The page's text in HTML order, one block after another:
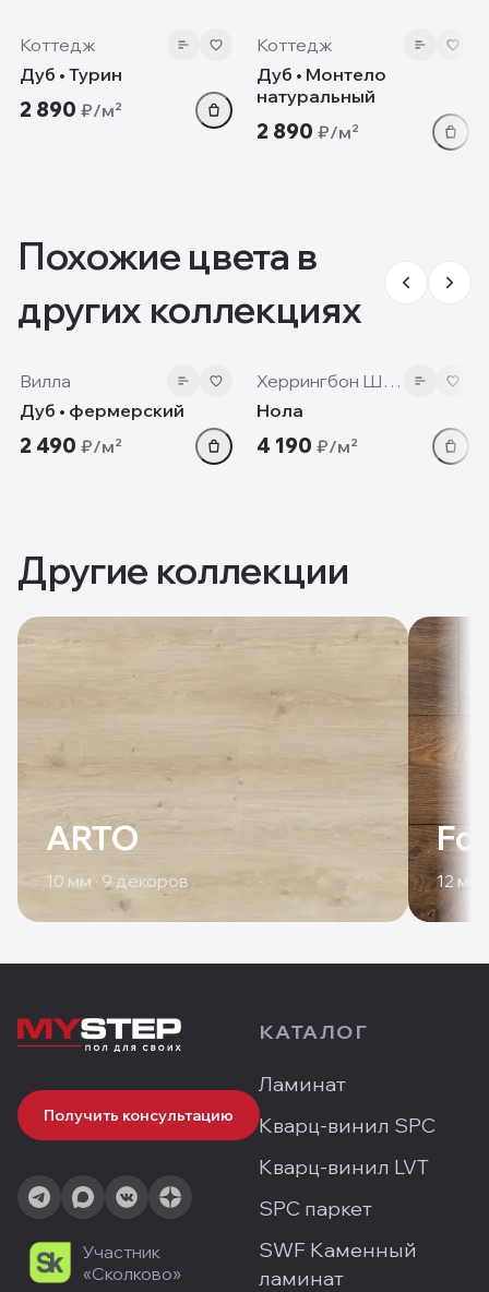
Коттедж
Дуб • Турин
2 890 ₽/м²
Коттедж
Дуб • Монтело
натуральный
2 890 ₽/м²
Похожие цвета в
других коллекциях
12mm
Вилла
Дуб • фермерский
2 490 ₽/м²
12 мм
Херрингбон Шеврон
Нола
4 190 ₽/м²
Другие коллекции
ARTO
10 мм · 9 декоров 12 мм
Получить консультацию
Участник
«Сколково»
КАТАЛОГ
Ламинат
Кварц-винил SPC
Кварц-винил LVT
SPC паркет
SWF Каменный
ламинат